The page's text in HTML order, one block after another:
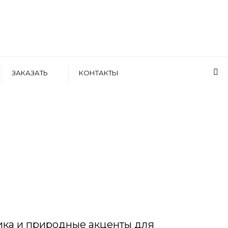
ЗАКАЗАТЬ КОНТАКТЫ
и природные акценты для